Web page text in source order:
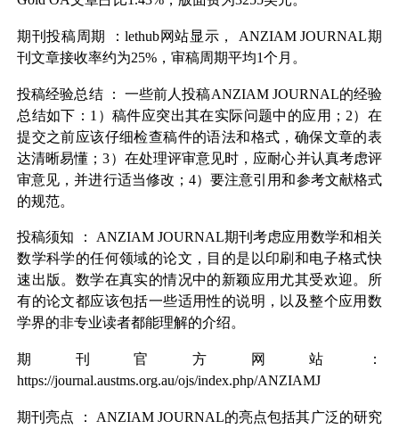
期刊投稿周期 ：lethub网站显示， ANZIAM JOURNAL期
刊文章接收率约为25%，审稿周期平均1个月。
投稿经验总结
： 一些前人投稿ANZIAM JOURNAL的经验
总结如下：1）稿件应突出其在实际问题中的应用；2）在
提交之前应该仔细检查稿件的语法和格式，确保文章的表
达清晰易懂；3）在处理评审意见时，应耐心并认真考虑评
审意见，并进行适当修改；4）要注意引用和参考文献格式
的规范。
投稿须知 ： ANZIAM JOURNAL期刊考虑应用数学和相关
数学科学的任何领域的论文，目的是以印刷和电子格式快
速出版。数学在真实的情况中的新颖应用尤其受欢迎。所
有的论文都应该包括一些适用性的说明，以及整个应用数
学界的非专业读者都能理解的介绍。
期刊官方网站：
https://journal.austms.org.au/ojs/index.php/ANZIAMJ
期刊亮点 ： ANZIAM JOURNAL的亮点包括其广泛的研究